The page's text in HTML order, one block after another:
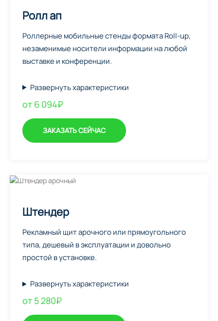
Ролл ап
Роллерные мобильные стенды формата Roll-up,
незаменимые носители информации на любой
выставке и конференции.
Развернуть характеристики
от 6 094₽
ЗАКАЗАТЬ СЕЙЧАС
Штендер
Рекламный щит арочного или прямоугольного
типа, дешевый в эксплуатации и довольно
простой в установке.
Развернуть характеристики
от 5 280₽